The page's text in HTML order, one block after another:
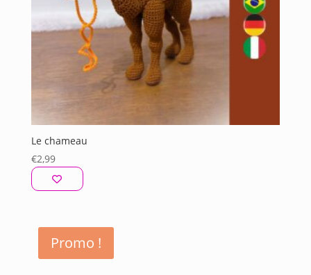
Le chameau
€2,99
Promo !